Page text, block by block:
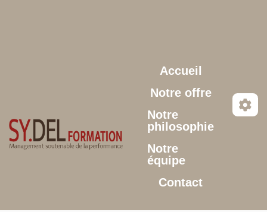
Accueil
Notre offre
Notre
philosophie
Notre
équipe
Contact